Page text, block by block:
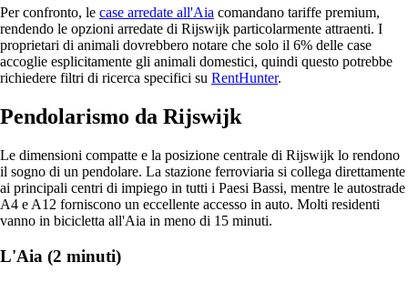
Per confronto, le case arredate all'Aia comandano tariffe premium,
rendendo le opzioni arredate di Rijswijk particolarmente attraenti. I
proprietari di animali dovrebbero notare che solo il 6% delle case
accoglie esplicitamente gli animali domestici, quindi questo potrebbe
richiedere filtri di ricerca specifici su RentHunter.
Pendolarismo da Rijswijk
Le dimensioni compatte e la posizione centrale di Rijswijk lo rendono
il sogno di un pendolare. La stazione ferroviaria si collega direttamente
ai principali centri di impiego in tutti i Paesi Bassi, mentre le autostrade
A4 e A12 forniscono un eccellente accesso in auto. Molti residenti
vanno in bicicletta all'Aia in meno di 15 minuti.
L'Aia (2 minuti)